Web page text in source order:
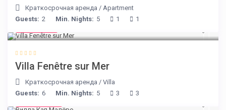
Краткосрочная аренда /Apartment
Guests: 2 Min. Nights: 5 1 1
Villa Fenêtre sur Mer
Краткосрочная аренда /Villa
Guests: 6 Min. Nights: 5 3 3